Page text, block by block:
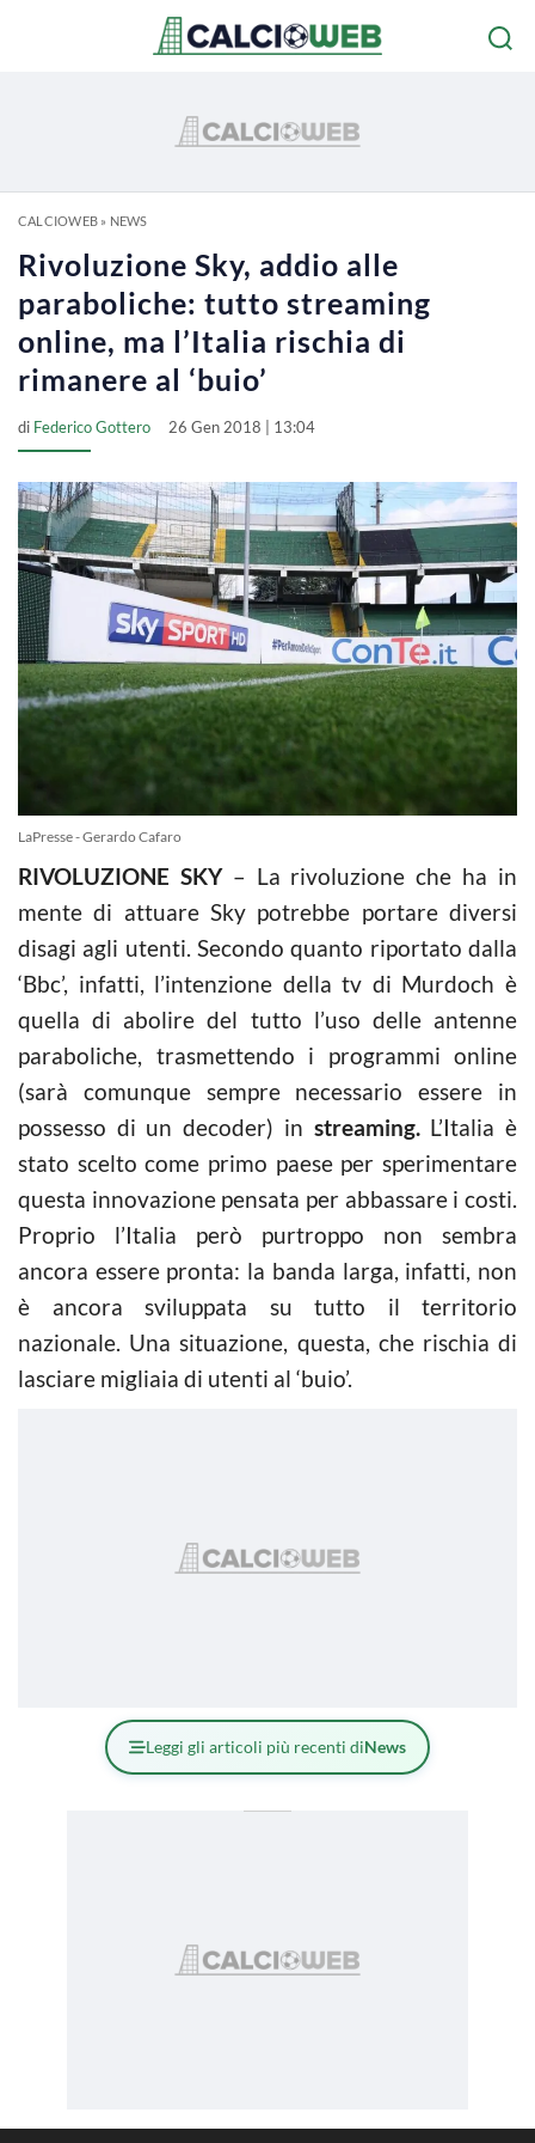
CALCIOWEB» NEWS
Rivoluzione Sky, addio alle
paraboliche: tutto streaming
online, ma l’Italia rischia di
rimanere al ‘buio’
di Federico Gottero 26 Gen 2018 | 13:04
LaPresse - Gerardo Cafaro
RIVOLUZIONE SKY– La rivoluzione che ha in
mente di attuare Sky potrebbe portare diversi
disagi agli utenti. Secondo quanto riportato dalla
‘Bbc’, infatti, l’intenzione della tv di Murdoch è
quella di abolire del tutto l’uso delle antenne
paraboliche, trasmettendo i programmi online
(sarà comunque sempre necessario essere in
possesso di un decoder) in streaming. L’Italia è
stato scelto come primo paese per sperimentare
questa innovazione pensata per abbassare i costi.
Proprio l’Italia però purtroppo non sembra
ancora essere pronta: la banda larga, infatti, non
è ancora sviluppata su tutto il territorio
nazionale. Una situazione, questa, che rischia di
lasciare migliaia di utenti al ‘buio’.
Leggi gli articoli più recenti diNews